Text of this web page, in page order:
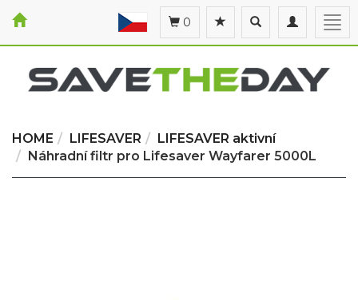
Toggle
navigation
Toggle
search
0
HOME LIFESAVER
LIFESAVER aktivní
Náhradní filtr pro Lifesaver Wayfarer 5000L